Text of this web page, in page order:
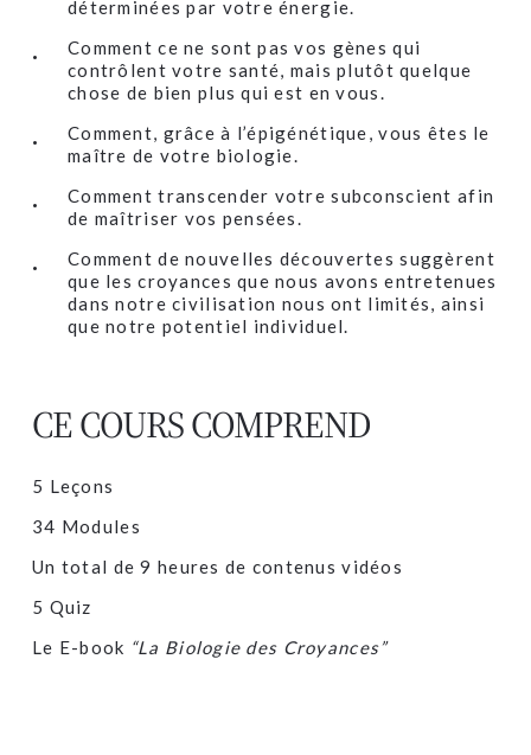
déterminées par votre énergie.
Comment ce ne sont pas vos gènes qui
contrôlent votre santé, mais plutôt quelque
chose de bien plus qui est en vous.
Comment, grâce à l’épigénétique, vous êtes le
maître de votre biologie.
Comment transcender votre subconscient afin
de maîtriser vos pensées.
Comment de nouvelles découvertes suggèrent
que les croyances que nous avons entretenues
dans notre civilisation nous ont limités, ainsi
que notre potentiel individuel.
CE COURS COMPREND
5 Leçons
34 Modules
Un total de 9 heures de contenus vidéos
5 Quiz
Le E-book “La Biologie des Croyances”